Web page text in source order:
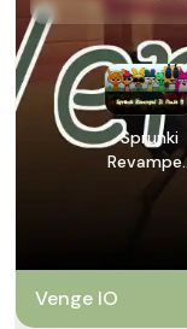
Sprunki
Venge IO